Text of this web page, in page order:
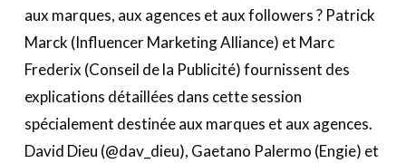
aux marques, aux agences et aux followers ? Patrick
Marck (Influencer Marketing Alliance) et Marc
Frederix (Conseil de la Publicité) fournissent des
explications détaillées dans cette session
spécialement destinée aux marques et aux agences.
David Dieu (@dav_dieu), Gaetano Palermo (Engie) et